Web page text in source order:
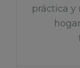
práctica y